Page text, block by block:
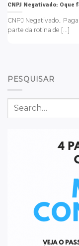
PESQUISAR
CNPJ Negativado: Oque
CNPJ Negativado..
parte da rotina de [...]